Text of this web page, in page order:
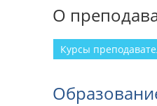
О
Курсы